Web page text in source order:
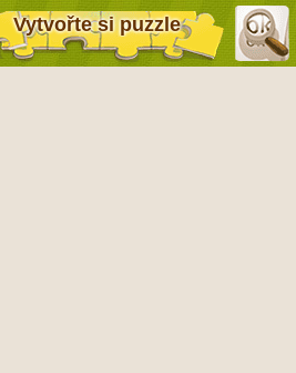
Vytvořte si puzzle